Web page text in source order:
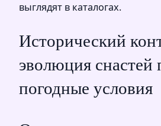
выглядят в каталогах.
Исторический
эволюция снастей
погодные условия